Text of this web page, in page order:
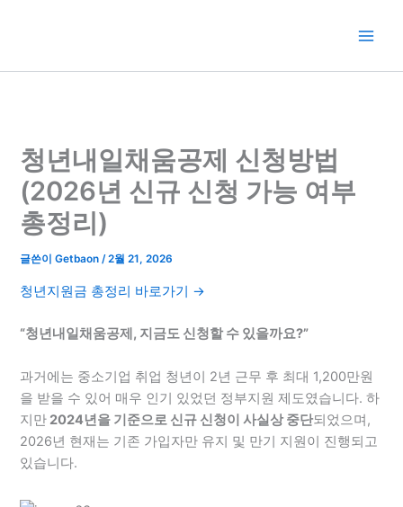
로
청년내일채움공제 신청방법
(2026년 신규 신청 가능 여부
총정리)
글쓴이Getbaon/2월 21, 2026
청년지원금 총정리 바로가기 →
“청년내일채움공제, 지금도 신청할 수 있을까요?”
과거에는 중소기업 취업 청년이 2년 근무 후 최대 1,200만원
을 받을 수 있어 매우 인기 있었던 정부지원 제도였습니다. 하
지만 2024년을 기준으로 신규 신청이 사실상 중단되었으며,
2026년 현재는 기존 가입자만 유지 및 만기 지원이 진행되고
있습니다.